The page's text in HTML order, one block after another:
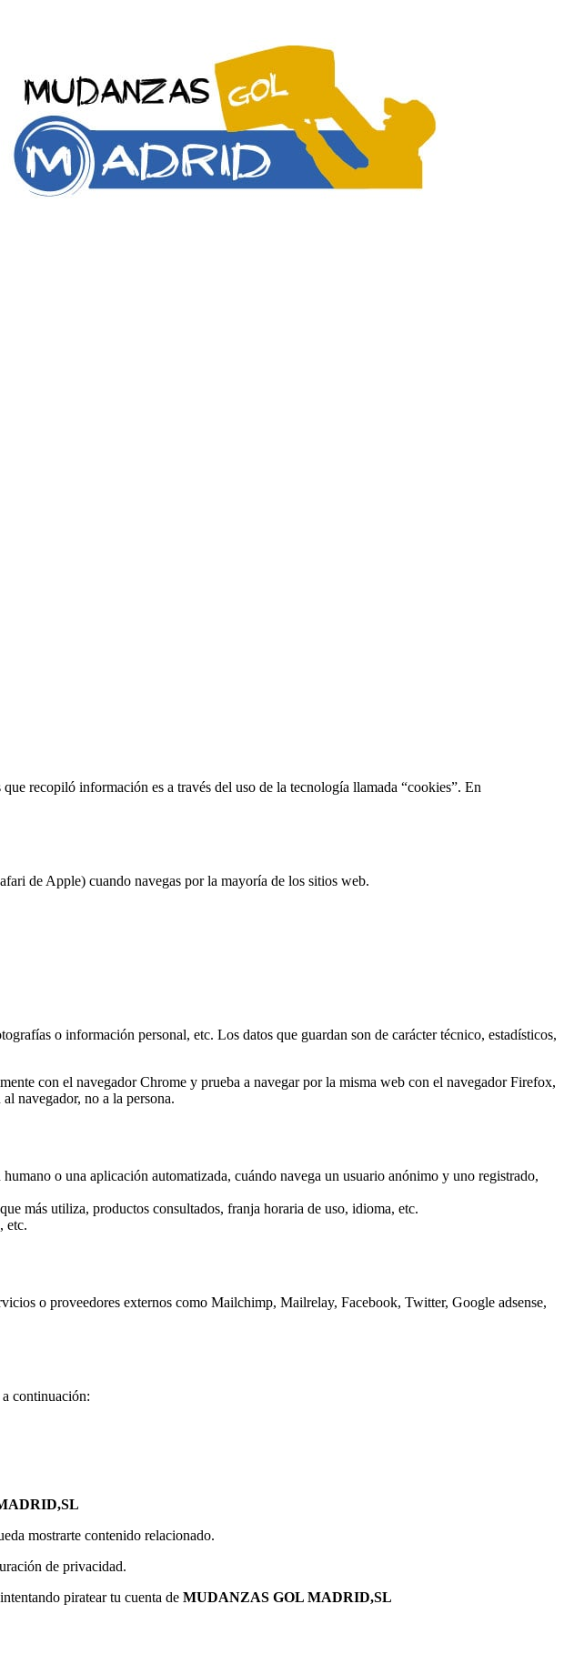
recopiló información es a través del uso de la tecnología llamada “cookies”. En
de Apple) cuando navegas por la mayoría de los sitios web.
o información personal, etc. Los datos que guardan son de carácter técnico, estadísticos,
con el navegador Chrome y prueba a navegar por la misma web con el navegador Firefox,
navegador, no a la persona.
o una aplicación automatizada, cuándo navega un usuario anónimo y uno registrado,
más utiliza, productos consultados, franja horaria de uso, idioma, etc.
etc.
o proveedores externos como Mailchimp, Mailrelay, Facebook, Twitter, Google adsense,
continuación:
mostrarte contenido relacionado.
de privacidad.
piratear tu cuenta de MUDANZAS GOL MADRID,SL